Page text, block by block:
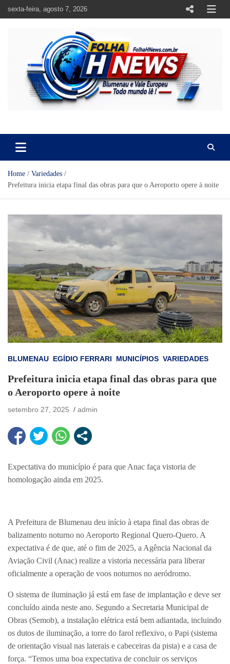
sexta-feira, agosto 7, 2026
Home
Variedades
Prefeitura inicia etapa final das obras para que o Aeroporto opere à noite
BLUMENAU EGÍDIO FERRARI MUNICÍPIOS VARIEDADES
Prefeitura inicia etapa final das obras para que
o Aeroporto opere à noite
setembro 27, 2025 admin
Expectativa do município é para que Anac faça vistoria de
homologação ainda em 2025.
A Prefeitura de Blumenau deu início à etapa final das obras de
balizamento noturno no Aeroporto Regional Quero-Quero. A
expectativa é de que, até o fim de 2025, a Agência Nacional da
Aviação Civil (Anac) realize a vistoria necessária para liberar
oficialmente a operação de voos noturnos no aeródromo.
O sistema de iluminação já está em fase de implantação e deve ser
concluído ainda neste ano. Segundo a Secretaria Municipal de
Obras (Semob), a instalação elétrica está bem adiantada, incluindo
os dutos de iluminação, a torre do farol reflexivo, o Papi (sistema
de orientação visual nas laterais e cabeceiras da pista) e a casa de
força. “Temos uma boa expectativa de concluir os serviços